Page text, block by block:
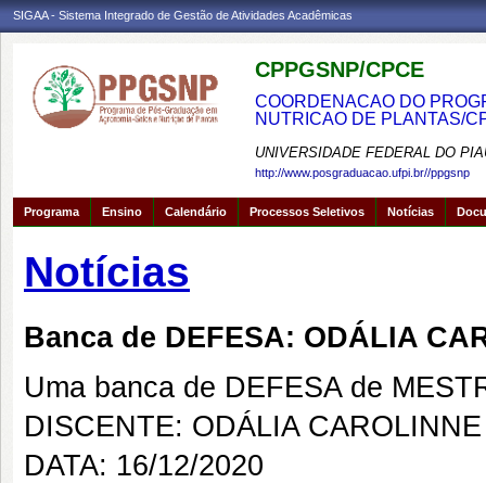
SIGAA - Sistema Integrado de Gestão de Atividades Acadêmicas
CPPGSNP/CPCE
COORDENACAO DO
NUTRICAO DE PLANTAS/
UNIVERSIDADE FEDERAL DO
http://www.posgraduacao.ufpi.br//ppgsnp
Programa Ensino Calendário Processos Seletivos Notícias
Notícias
Banca de DEFESA: ODÁLIA
Uma banca de DEFESA de
DISCENTE: ODÁLIA
DATA: 16/12/2020